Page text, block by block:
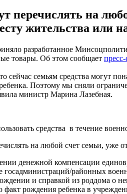
перечислять на
жительства или
разработанное
товары. Об этом сообщает
семьям средства могут
Поэтому мы сняли
министр Марина Лазебная.
средства в течение
на любой счет семьи,
денежной компенсации
районных
и справкой из роддома о
рождения ребенка в